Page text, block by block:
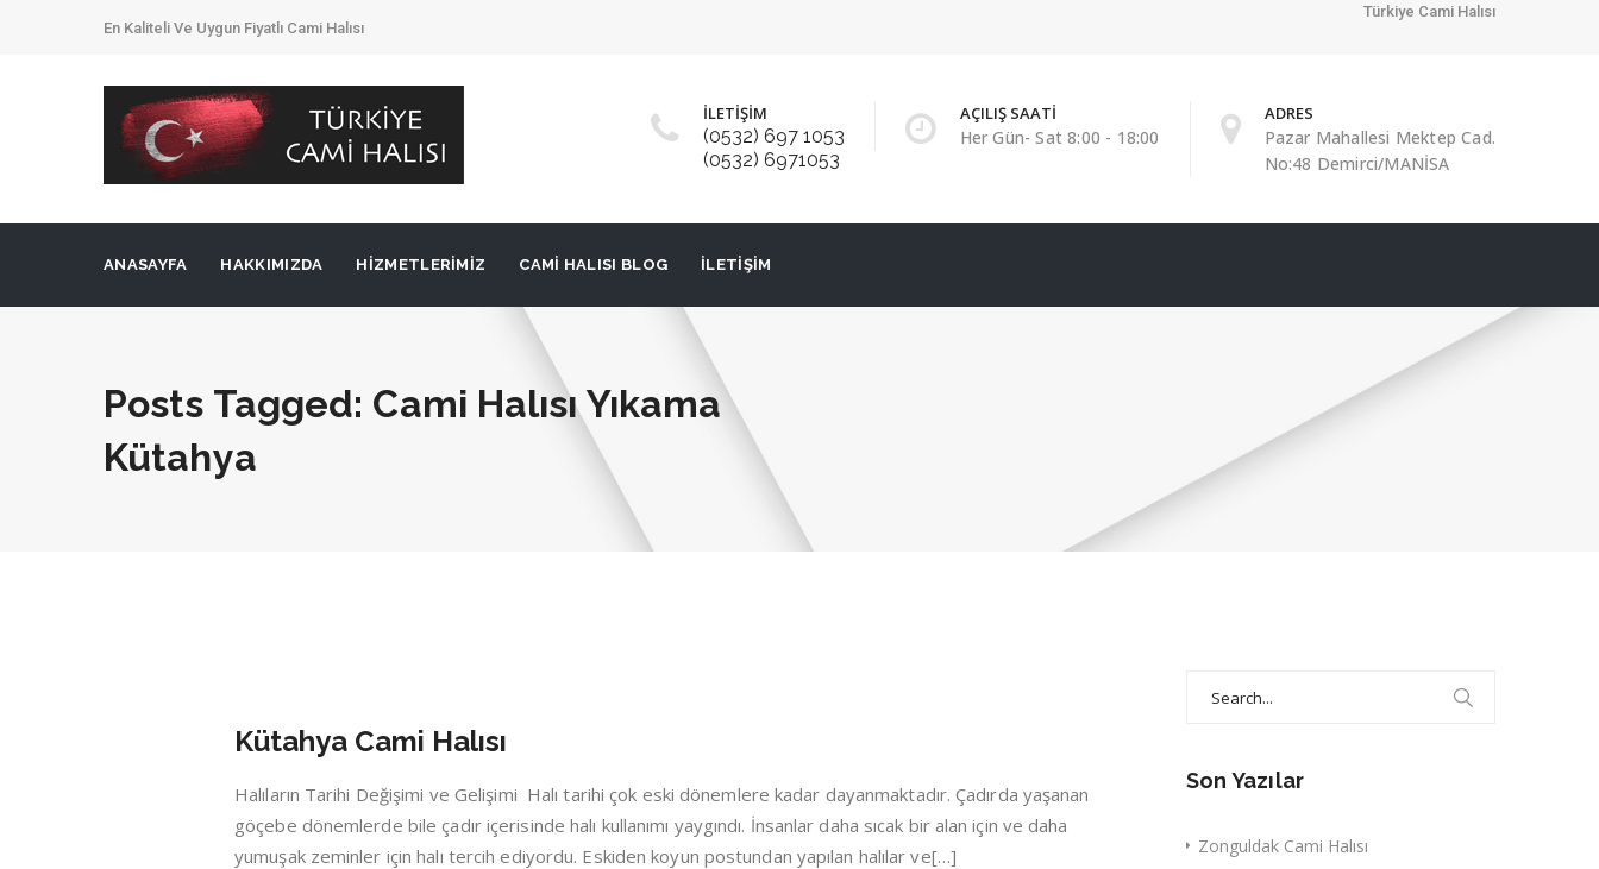
En Kaliteli Ve Uygun Fiyatlı Cami Halısı
Türkiye Cami Halısı
İLETİŞİM
(0532) 697 1053
(0532) 6971053
AÇILIŞ SAATİ
Her Gün- Sat 8:00 - 18:00
ADRES
Pazar Mahallesi Mektep Cad.
No:48 Demirci/MANİSA
ANASAYFA HAKKIMIZDA HIZMETLERIMIZ CAMI HALISI BLOG İLETIŞIM
Posts Tagged: Cami Halısı Yıkama
Kütahya
Kütahya Cami Halısı
Halıların Tarihi Değişimi ve Gelişimi Halı tarihi çok eski dönemlere kadar dayanmaktadır. Çadırda yaşanan
göçebe dönemlerde bile çadır içerisinde halı kullanımı yaygındı. İnsanlar daha sıcak bir alan için ve daha
yumuşak zeminler için halı tercih ediyordu. Eskiden koyun postundan yapılan halılar ve[…]
Son Yazılar
Zonguldak Cami Halısı